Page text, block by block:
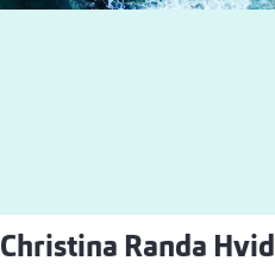
Christina Randa Hvid